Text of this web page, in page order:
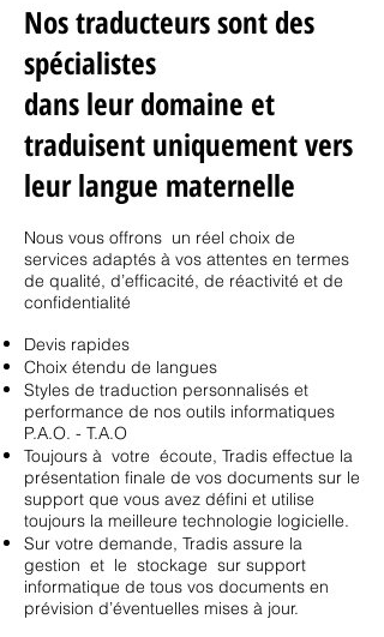
Nos traducteurs sont des
spécialistes
dans leur domaine et
traduisent uniquement vers
leur langue maternelle
Nous vous offrons un réel choix de
services adaptés à vos attentes en termes
de qualité, d’efficacité, de réactivité et de
confidentialité
Devis rapides
Choix étendu de langues
Styles de traduction personnalisés et
performance de nos outils informatiques
P.A.O. - T.A.O
Toujours à votre écoute, Tradis effectue la
présentation finale de vos documents sur le
support que vous avez défini et utilise
toujours la meilleure technologie logicielle.
Sur votre demande, Tradis assure la
gestion et le stockage sur support
informatique de tous vos documents en
prévision d’éventuelles mises à jour.